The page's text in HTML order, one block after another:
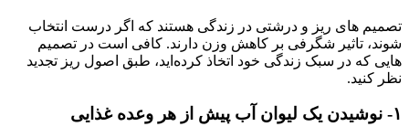
تصمیم ‌های ریز و درشتی در زندگی هستند که اگر درست انتخاب
شوند، تاثیر شگرفی بر کاهش وزن دارند. کافی است در تصمیم‌
هایی که در سبک زندگی خود اتخاذ کرده‌اید، طبق اصول ریز تجدید
نظر کنید.
۱- نوشیدن یک لیوان آب پیش از هر وعده غذایی